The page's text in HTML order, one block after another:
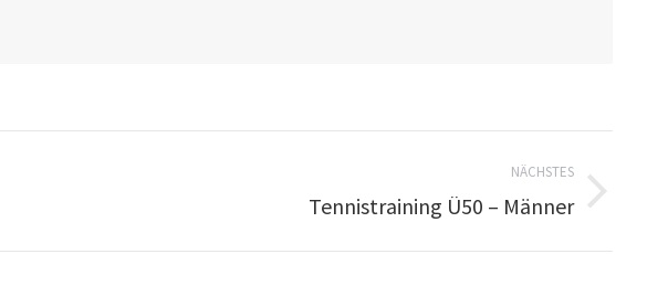
NÄCHSTES
Tennistraining Ü50 – Männer